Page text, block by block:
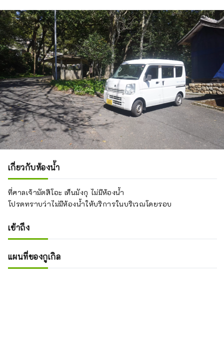
เกี่ยวกับห้องน้ำ
ที่ศาลเจ้ามัตสึโอะ เท็นมังกุ ไม่มีห้องน้ำ
โปรดทราบว่าไม่มีห้องน้ำให้บริการในบริเวณโดยรอบ
เข้าถึง
แผนที่ของกูเกิล